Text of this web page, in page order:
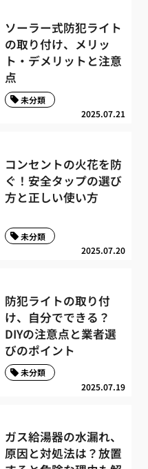
ソーラー式防犯ライト
の取り付け、メリッ
ト・デメリットと注意
点
2025.07.21
未分類
コンセントの火花を防
ぐ！安全タップの選び
方と正しい使い方
2025.07.20
未分類
防犯ライトの取り付
け、自分でできる？
DIYの注意点と業者選
びのポイント
2025.07.19
未分類
ガス給湯器の水漏れ、
原因と対処法は？放置